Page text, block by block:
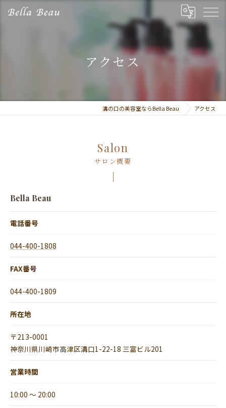
アクセス
溝の口の美容室ならBella Beau アクセス
Salon
サロン概要
Bella Beau
電話番号
044-400-1808
FAX番号
044-400-1809
所在地
〒213-0001
神奈川県川崎市高津区溝口1-22-18 三富ビル201
営業時間
10:00 ～ 20:00